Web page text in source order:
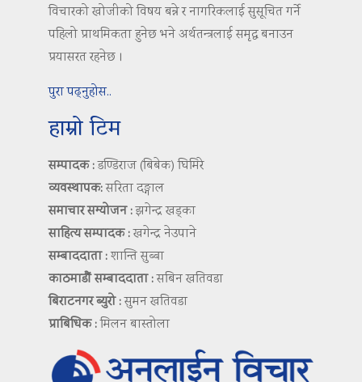
विचारको खोजीको विषय बन्ने र नागरिकलाई सुसूचित गर्ने
पहिलो प्राथमिकता हुनेछ भने अर्थतन्त्रलाई समृद्ध बनाउन
प्रयासरत रहनेछ ।
पुरा पढ्नुहोस..
हाम्रो टिम
सम्पादक :डण्डिराज (बिबेक) घिमिरे
व्यवस्थापक:सरिता दङ्गाल
समाचार सम्योजन :झगेन्द्र खड्का
साहित्य सम्पादक :खगेन्द्र नेउपाने
सम्बाददाता :शान्ति सुब्बा
काठमाडौं सम्बाददाता :सबिन खतिवडा
बिराटनगर ब्युरो :सुमन खतिवडा
प्राबिधिक :मिलन बास्तोला